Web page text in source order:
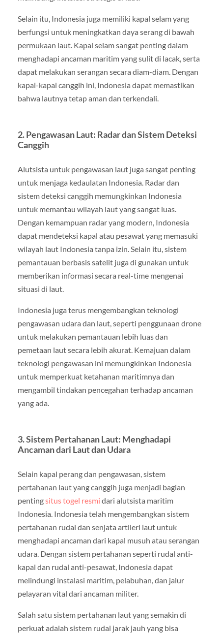
Selain itu, Indonesia juga memiliki kapal selam yang
berfungsi untuk meningkatkan daya serang di bawah
permukaan laut. Kapal selam sangat penting dalam
menghadapi ancaman maritim yang sulit di lacak, serta
dapat melakukan serangan secara diam-diam. Dengan
kapal-kapal canggih ini, Indonesia dapat memastikan
bahwa lautnya tetap aman dan terkendali.
2. Pengawasan Laut: Radar dan Sistem Deteksi
Canggih
Alutsista untuk pengawasan laut juga sangat penting
untuk menjaga kedaulatan Indonesia. Radar dan
sistem deteksi canggih memungkinkan Indonesia
untuk memantau wilayah laut yang sangat luas.
Dengan kemampuan radar yang modern, Indonesia
dapat mendeteksi kapal atau pesawat yang memasuki
wilayah laut Indonesia tanpa izin. Selain itu, sistem
pemantauan berbasis satelit juga di gunakan untuk
memberikan informasi secara real-time mengenai
situasi di laut.
Indonesia juga terus mengembangkan teknologi
pengawasan udara dan laut, seperti penggunaan drone
untuk melakukan pemantauan lebih luas dan
pemetaan laut secara lebih akurat. Kemajuan dalam
teknologi pengawasan ini memungkinkan Indonesia
untuk memperkuat ketahanan maritimnya dan
mengambil tindakan pencegahan terhadap ancaman
yang ada.
3. Sistem Pertahanan Laut: Menghadapi
Ancaman dari Laut dan Udara
Selain kapal perang dan pengawasan, sistem
pertahanan laut yang canggih juga menjadi bagian
pentingsitus togel resmi dari alutsista maritim
Indonesia. Indonesia telah mengembangkan sistem
pertahanan rudal dan senjata artileri laut untuk
menghadapi ancaman dari kapal musuh atau serangan
udara. Dengan sistem pertahanan seperti rudal anti-
kapal dan rudal anti-pesawat, Indonesia dapat
melindungi instalasi maritim, pelabuhan, dan jalur
pelayaran vital dari ancaman militer.
Salah satu sistem pertahanan laut yang semakin di
perkuat adalah sistem rudal jarak jauh yang bisa